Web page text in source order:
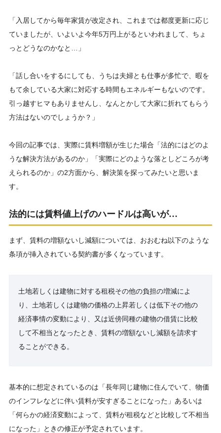
「入居してから毎年家賃が改定され、これまでは都度更新に応じ
ていましたが、いよいよ今年5万円上がるといわれまして、ちょ
っとどうなのかなと…」
「話し合いをするにしても、うちは夫婦とも仕事が多忙で、暇を
もて余している大家に対応する時間もエネルギーもないのです。
引っ越すヒマもありませんし、なんとかして大家に折れてもらう
方法はないのでしょうか？」
今回の記事では、実際に賃料増額が生じた場合「法的にはどのよ
うな解決方法があるのか」「実際にどのような落としどころが考
えられるのか」の2方面から、解決策を探ってみたいと思いま
す。
法的には賃料値上げのハードルは高いが…
まず、賃料の増額ないし減額については、おおむね以下のような
条項が挿入されている契約書が多くなっています。
土地若しくは建物に対する租税その他の負担の増減によ
り、土地若しくは建物の価格の上昇若しくは低下その他の
経済事情の変動により、又は近傍同種の建物の借賃に比較
して不相当となったとき、賃料の増額ないし減額を請求す
ることができる。
基本的に想定されているのは「長年同じ建物に住んでいて、物価
のインフレなどに伴い賃料が安すぎることになった」あるいは
「何らかの経済変動によって、賃料が租税などと比較して不相当
になった」ときの修正が予定されています。